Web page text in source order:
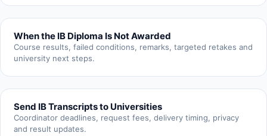
When the IB Diploma Is Not Awarded
Course results, failed conditions, remarks, targeted retakes and
university next steps.
Send IB Transcripts to Universities
Coordinator deadlines, request fees, delivery timing, privacy
and result updates.